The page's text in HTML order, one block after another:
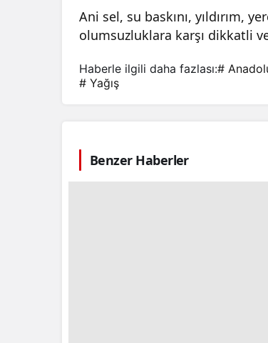
Ani sel, su baskını, yıldırım,
olumsuzluklara karşı dikkatli
Haberle ilgili daha fazlası:#
# Yağış
Benzer Haberler